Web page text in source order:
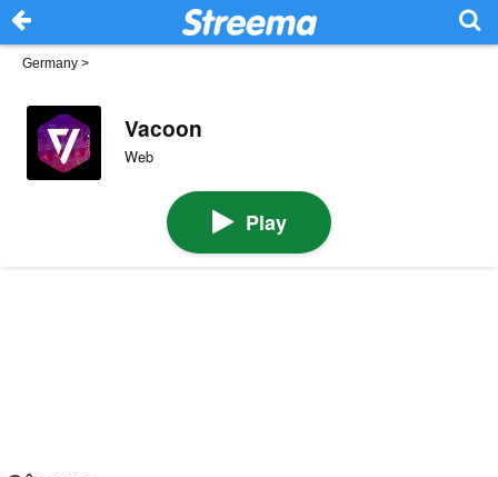
Germany >
Vacoon
Web
Play